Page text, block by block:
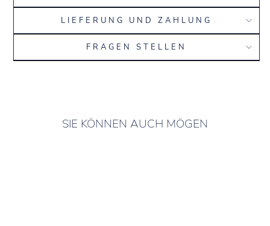
LIEFERUNG UND ZAHLUNG
FRAGEN STELLEN
SIE KÖNNEN AUCH MÖGEN